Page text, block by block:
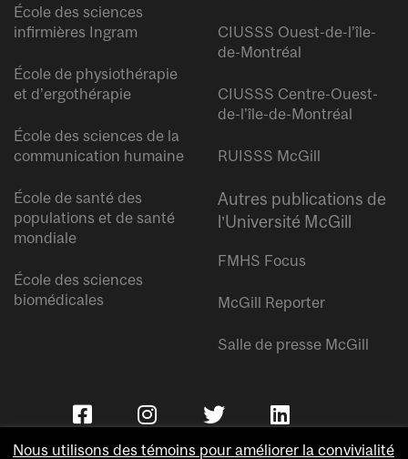
École des sciences
infirmières Ingram
École de physiothérapie
et d’ergothérapie
École des sciences de la
communication humaine
École de santé des
populations et de santé
mondiale
École des sciences
biomédicales
CIUSSS Ouest-de-l’île-
de-Montréal
CIUSSS Centre-Ouest-
de-l’île-de-Montréal
RUISSS McGill
Autres publications de
l’Université McGill
FMHS Focus
McGill Reporter
Salle de presse McGill
Nous utilisons des témoins pour améliorer la convivialité